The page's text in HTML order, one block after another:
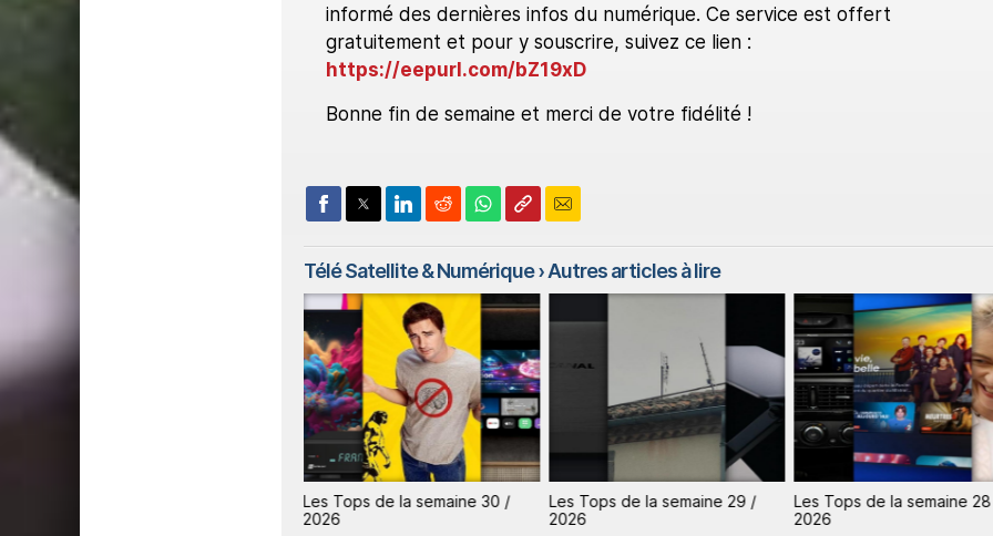
informé des dernières infos du numérique. Ce service est offert
gratuitement et pour y souscrire, suivez ce lien :
https://eepurl.com/bZ19xD
Bonne fin de semaine et merci de votre fidélité !
Télé Satellite & Numérique› Autres articles à lire
Les Tops de la semaine 30 /
2026
Les Tops de la semaine 29 /
2026
Les Tops de la semaine
2026